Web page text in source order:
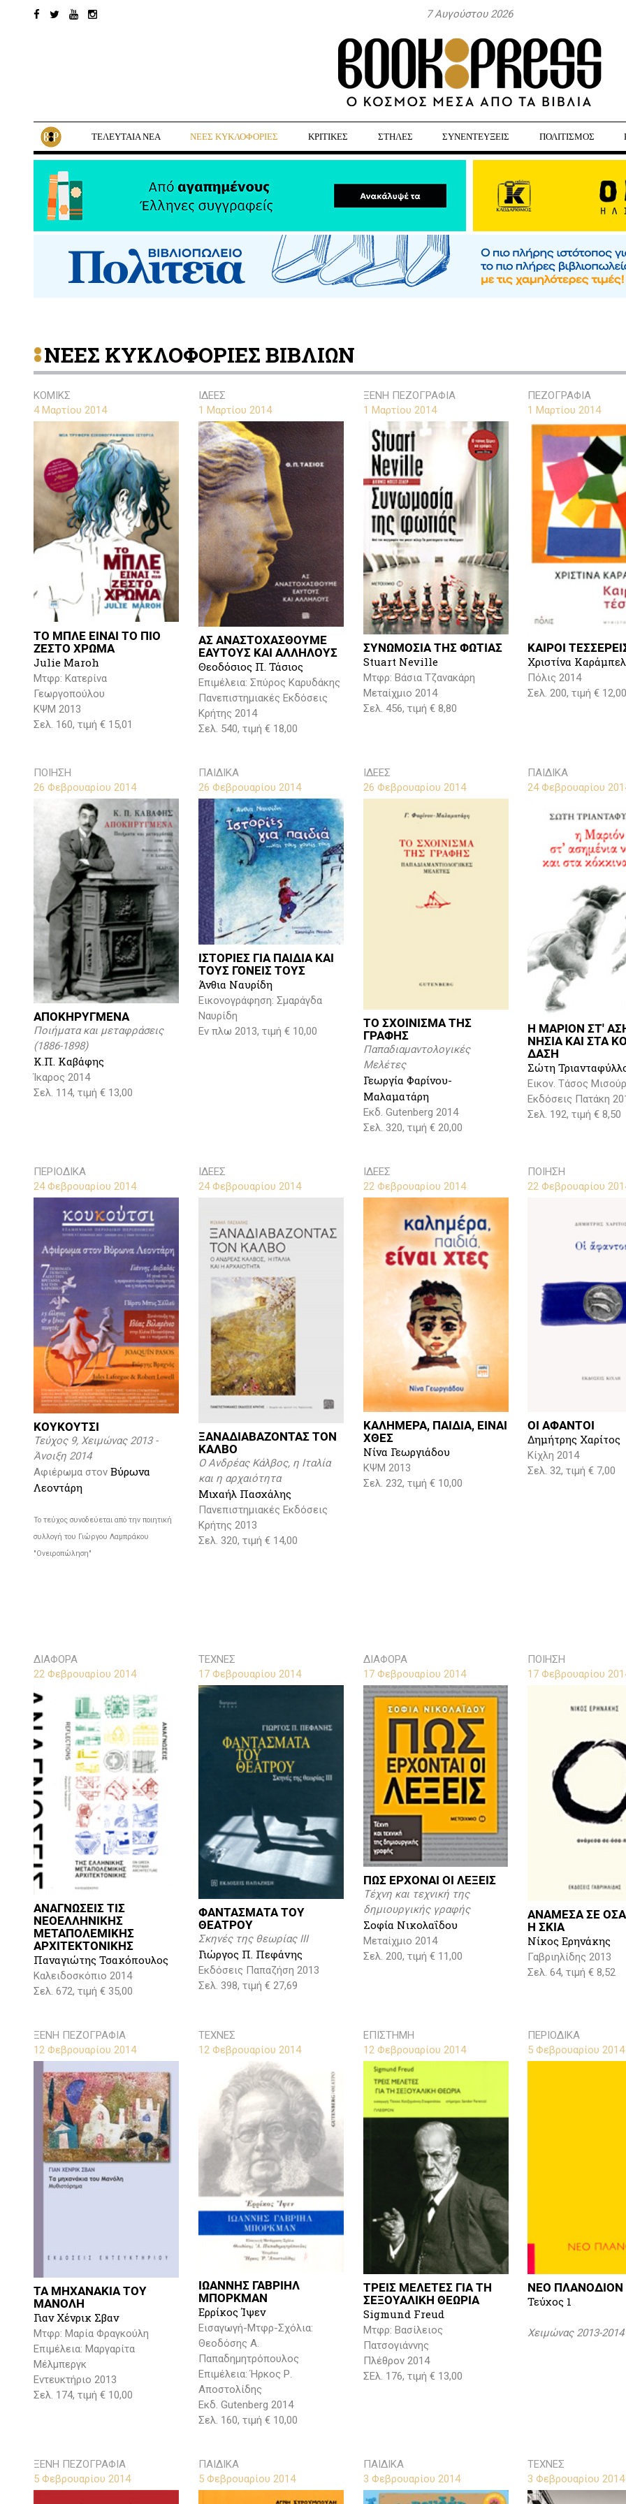
7 Αυγούστου 2026
ΤΕΛΕΥΤΑΙΑ ΝΕΑ ΝΕΕΣ ΚΥΚΛΟΦΟΡΙΕΣ ΚΡΙΤΙΚΕΣ ΣΤΗΛΕΣ ΣΥΝΕΝΤΕΥΞΕΙΣ ΠΟΛΙΤΙΣΜΟΣ
ΝΕΕΣ ΚΥΚΛΟΦΟΡΙΕΣ ΒΙΒΛΙΩΝ
ΚΟΜΙΚΣ
4 Μαρτίου 2014
ΤΟ ΜΠΛΕ ΕΙΝΑΙ ΤΟ ΠΙΟ
ΖΕΣΤΟ ΧΡΩΜΑ
Julie Maroh
Μτφρ: Κατερίνα
Γεωργοπούλου
ΚΨΜ 2013
Σελ. 160, τιμή € 15,01
ΙΔΕΕΣ
1 Μαρτίου 2014
ΑΣ ΑΝΑΣΤΟΧΑΣΘΟΥΜΕ
ΕΑΥΤΟΥΣ ΚΑΙ ΑΛΛΗΛΟΥΣ
Θεοδόσιος Π. Τάσιος
Επιμέλεια: Σπύρος Καρυδάκης
Πανεπιστημιακές Εκδόσεις
Κρήτης 2014
Σελ. 540, τιμή € 18,00
ΞΕΝΗ ΠΕΖΟΓΡΑΦΙΑ
1 Μαρτίου 2014
ΣΥΝΩΜΟΣΙΑ ΤΗΣ ΦΩΤΙΑΣ
Stuart Neville
Μτφρ: Βάσια Τζανακάρη
Μεταίχμιο 2014
Σελ. 456, τιμή € 8,80
ΠΕΖΟΓΡΑΦΙΑ
1 Μαρτίου 2014
ΚΑΙΡΟΙ
Χριστίνα
Πόλις 2014
Σελ. 200, τιμή €
ΠΟΙΗΣΗ
26 Φεβρουαρίου 2014
ΑΠΟΚΗΡΥΓΜΕΝΑ
Ποιήματα και μεταφράσεις
(1886-1898)
Κ.Π. Καβάφης
Ίκαρος 2014
Σελ. 114, τιμή € 13,00
ΠΑΙΔΙΚΑ
26 Φεβρουαρίου 2014
ΙΣΤΟΡΙΕΣ ΓΙΑ ΠΑΙΔΙΑ ΚΑΙ
ΤΟΥΣ ΓΟΝΕΙΣ ΤΟΥΣ
Άνθια Ναυρίδη
Eικονογράφηση: Σμαράγδα
Ναυρίδη
Εν πλω 2013, τιμή € 10,00
ΙΔΕΕΣ
26 Φεβρουαρίου 2014
ΤΟ ΣΧΟΙΝΙΣΜΑ ΤΗΣ
ΓΡΑΦΗΣ
Παπαδιαμαντολογικές
Μελέτες
Γεωργία Φαρίνου-
Μαλαματάρη
Εκδ. Gutenberg 2014
Σελ. 320, τιμή € 20,00
ΠΑΙΔΙΚΑ
24 Φεβρουαρίου
Η ΜΑΡΙΟΝ ΣΤ'
ΝΗΣΙΑ ΚΑΙ ΣΤΑ
ΔΑΣΗ
Σώτη
Εικον. Τάσος
Εκδόσεις Πατάκη
Σελ. 192, τιμή € 8,50
ΠΕΡΙΟΔΙΚΑ
24 Φεβρουαρίου 2014
ΚΟΥΚΟΥΤΣΙ
Τεύχος 9, Χειμώνας 2013 -
Άνοιξη 2014
Αφιέρωμα στον Βύρωνα
Λεοντάρη
Το τεύχος συνοδεύεται από την ποιητική
συλλογή του Γιώργου Λαμπράκου
"Ονειροπώληση"
ΙΔΕΕΣ
24 Φεβρουαρίου 2014
ΞΑΝΑΔΙΑΒΑΖΟΝΤΑΣ ΤΟΝ
ΚΑΛΒΟ
Ο Ανδρέας Κάλβος, η Ιταλία
και η αρχαιότητα
Μιχαήλ Πασχάλης
Πανεπιστημιακές Εκδόσεις
Κρήτης 2013
Σελ. 320, τιμή € 14,00
ΙΔΕΕΣ
22 Φεβρουαρίου 2014
ΚΑΛΗΜΕΡΑ, ΠΑΙΔΙΑ, ΕΙΝΑΙ
ΧΘΕΣ
Νίνα Γεωργιάδου
ΚΨΜ 2013
Σελ. 232, τιμή € 10,00
ΠΟΙΗΣΗ
22 Φεβρουαρίου
ΟΙ ΑΦΑΝΤΟΙ
Δημήτρης Χαρίτος
Κίχλη 2014
Σελ. 32, τιμή € 7,00
ΔΙΑΦΟΡΑ
22 Φεβρουαρίου 2014
ΑΝΑΓΝΩΣΕΙΣ ΤΙΣ
ΝΕΟΕΛΛΗΝΙΚΗΣ
ΜΕΤΑΠΟΛΕΜΙΚΗΣ
ΑΡΧΙΤΕΚΤΟΝΙΚΗΣ
Παναγιώτης Τσακόπουλος
Καλειδοσκόπιο 2014
Σελ. 672, τιμή € 35,00
ΤΕΧΝΕΣ
17 Φεβρουαρίου 2014
ΦΑΝΤΑΣΜΑΤΑ ΤΟΥ
ΘΕΑΤΡΟΥ
Σκηνές της θεωρίας ΙΙI
Γιώργος Π. Πεφάνης
Εκδόσεις Παπαζήση 2013
Σελ. 398, τιμή € 27,69
ΔΙΑΦΟΡΑ
17 Φεβρουαρίου 2014
ΠΩΣ ΕΡΧΟΝΑΙ ΟΙ ΛΕΞΕΙΣ
Τέχνη και τεχνική της
δημιουργικής γραφής
Σοφία Νικολαΐδου
Μεταίχμιο 2014
Σελ. 200, τιμή € 11,00
ΠΟΙΗΣΗ
17 Φεβρουαρίου
ΑΝΑΜΕΣΑ ΣΕ
Η ΣΚΙΑ
Νίκος Ερηνάκης
Γαβριηλίδης 2013
Σελ. 64, τιμή € 8,52
ΞΕΝΗ ΠΕΖΟΓΡΑΦΙΑ
12 Φεβρουαρίου 2014
ΤΑ ΜΗΧΑΝΑΚΙΑ ΤΟΥ
ΜΑΝΟΛΗ
Γιαν Χένρικ Σβαν
Μτφρ: Μαρία Φραγκούλη
Επιμέλεια: Μαργαρίτα
Μέλμπεργκ
Εντευκτήριο 2013
Σελ. 174, τιμή € 10,00
ΤΕΧΝΕΣ
12 Φεβρουαρίου 2014
ΙΩΑΝΝΗΣ ΓΑΒΡΙΗΛ
ΜΠΟΡΚΜΑΝ
Ερρίκος Ίψεν
Εισαγωγή-Μτφρ-Σχόλια:
Θεοδόσης Α.
Παπαδημητρόπουλος
Επιμέλεια: Ήρκος Ρ.
Αποστολίδης
Εκδ. Gutenberg 2014
Σελ. 160, τιμή € 10,00
ΕΠΙΣΤΗΜΗ
12 Φεβρουαρίου 2014
ΤΡΕΙΣ ΜΕΛΕΤΕΣ ΓΙΑ ΤΗ
ΣΕΞΟΥΑΛΙΚΗ ΘΕΩΡΙΑ
Sigmund Freud
Μτφρ: Βασίλειος
Πατσογιάννης
Πλέθρον 2014
ΣΕλ. 176, τιμή € 13,00
ΠΕΡΙΟΔΙΚΑ
5 Φεβρουαρίου 2014
ΝΕΟ ΠΛΑΝΟΔΙΟΝ
Τεύχος 1
Χειμώνας 2013-2014
ΞΕΝΗ ΠΕΖΟΓΡΑΦΙΑ
5 Φεβρουαρίου 2014
ΠΑΙΔΙΚΑ
5 Φεβρουαρίου 2014
ΠΑΙΔΙΚΑ
3 Φεβρουαρίου 2014
ΤΕΧΝΕΣ
3 Φεβρουαρίου 2014